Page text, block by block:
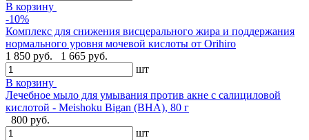
В корзину
-10%
Комплекс для снижения висцерального жира и поддержания
нормального уровня мочевой кислоты от Orihiro
1 850 руб.
1 665 руб.
шт
В корзину
Лечебное мыло для умывания против акне с салициловой
кислотой - Meishoku Bigan (BHA), 80 г
800 руб.
шт